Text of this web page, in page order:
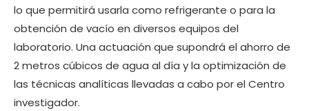
lo que permitirá usarla como refrigerante o para la
obtención de vacío en diversos equipos del
laboratorio. Una actuación que supondrá el ahorro de
2 metros cúbicos de agua al día y la optimización de
las técnicas analíticas llevadas a cabo por el Centro
investigador.